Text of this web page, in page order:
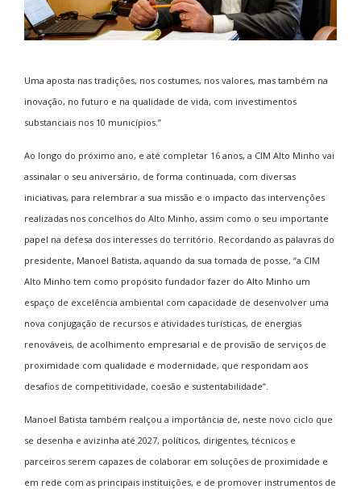
Uma aposta nas tradições, nos costumes, nos valores, mas também na
inovação, no futuro e na qualidade de vida, com investimentos
substanciais nos 10 municípios.”
Ao longo do próximo ano, e até completar 16 anos, a CIM Alto Minho vai
assinalar o seu aniversário, de forma continuada, com diversas
iniciativas, para relembrar a sua missão e o impacto das intervenções
realizadas nos concelhos do Alto Minho, assim como o seu importante
papel na defesa dos interesses do território. Recordando as palavras do
presidente, Manoel Batista, aquando da sua tomada de posse, “a CIM
Alto Minho tem como propósito fundador fazer do Alto Minho um
espaço de excelência ambiental com capacidade de desenvolver uma
nova conjugação de recursos e atividades turísticas, de energias
renováveis, de acolhimento empresarial e de provisão de serviços de
proximidade com qualidade e modernidade, que respondam aos
desafios de competitividade, coesão e sustentabilidade”.
Manoel Batista também realçou a importância de, neste novo ciclo que
se desenha e avizinha até 2027, políticos, dirigentes, técnicos e
parceiros serem capazes de colaborar em soluções de proximidade e
em rede com as principais instituições, e de promover instrumentos de